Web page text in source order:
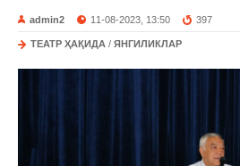
admin2 11-08-2023, 13:50 397
ТЕАТР ҲАҚИДА / ЯНГИЛИКЛАР